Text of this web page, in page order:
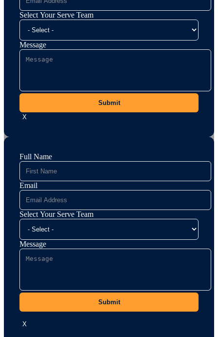
Select Your Serve Team
Message
Submit
X
Full Name
Email
Select Your Serve Team
Message
Submit
X